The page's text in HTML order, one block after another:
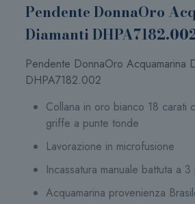
Pendente DonnaOro
Diamanti
Pendente DonnaOro Acquamarina
DHPA7182.002
Collana in oro bianco 18 carati
griffe a punte tonde
Lavorazione in microfusione
Incassatura manuale battuta a 3
Acquamarina provenienza